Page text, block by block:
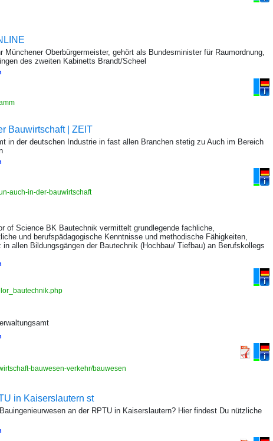
Münchener Oberbürgermeister, gehört als Bundesminister für Raumordnung,
des zweiten Kabinetts Brandt/Scheel
Bauwirtschaft | ZEIT
in der deutschen Industrie in fast allen Branchen stetig zu Auch im Bereich
auch-in-der-bauwirtschaft
of Science BK Bautechnik vermittelt grundlegende fachliche,
und berufspädagogische Kenntnisse und methodische Fähigkeiten,
allen Bildungsgängen der Bautechnik (Hochbau/ Tiefbau) an Berufskollegs
bauwesen-verkehr/bauwesen
in Kaiserslautern st
an der RPTU in Kaiserslautern? Hier findest Du nützliche